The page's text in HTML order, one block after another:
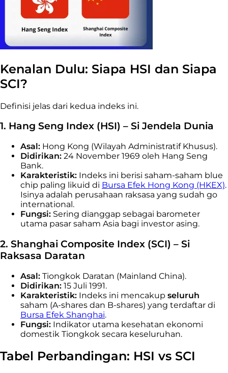
Kenalan Dulu: Siapa HSI dan Siapa
SCI?
Definisi jelas dari kedua indeks ini.
1. Hang Seng Index (HSI) – Si Jendela Dunia
Asal: Hong Kong (Wilayah Administratif Khusus).
Didirikan: 24 November 1969 oleh Hang Seng
Bank.
Karakteristik: Indeks ini berisi saham-saham blue
chip paling likuid di Bursa Efek Hong Kong (HKEX).
Isinya adalah perusahaan raksasa yang sudah go
international.
Fungsi: Sering dianggap sebagai barometer
utama pasar saham Asia bagi investor asing.
2. Shanghai Composite Index (SCI) – Si
Raksasa Daratan
Asal: Tiongkok Daratan (Mainland China).
Didirikan: 15 Juli 1991.
Karakteristik: Indeks ini mencakup seluruh
saham (A-shares dan B-shares) yang terdaftar di
Bursa Efek Shanghai.
Fungsi: Indikator utama kesehatan ekonomi
domestik Tiongkok secara keseluruhan.
Tabel Perbandingan: HSI vs SCI